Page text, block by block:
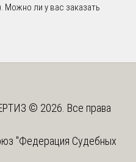
Можно ли у вас заказать
© 2026. Все права
"Федерация Судебных